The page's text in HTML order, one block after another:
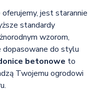
jest starannie
standardy
wzorom,
dopasowane do stylu
betonowe to
Twojemu ogrodowi